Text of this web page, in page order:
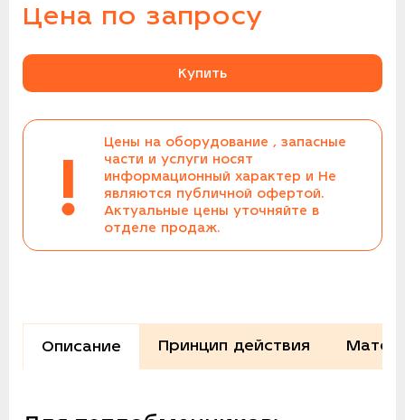
Цена по запросу
Купить
!
Цены на оборудование , запасные
части и услуги носят
информационный характер и Не
являются публичной офертой.
Актуальные цены уточняйте в
отделе продаж.
Описание Принцип действия